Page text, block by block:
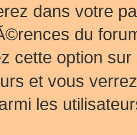
dans votre
du
cette option sur
et vous
les